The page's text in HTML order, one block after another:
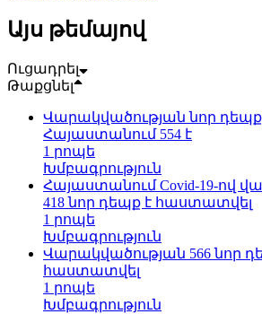
Այս թեմայով
Ուցադրել
Թաքցնել
Վարակվածության նոր
Հայաստանում 554 է
1 րոպե
Խմբագրություն
Հայաստանում Covid-19-ով
418 նոր դեպք է հաստատվել
1 րոպե
Խմբագրություն
Վարակվածության 566 նոր
հաստատվել
1 րոպե
Խմբագրություն